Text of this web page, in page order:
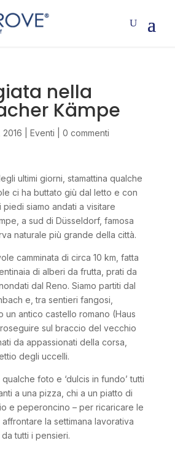
nella
Kämpe
2016 Eventi 0 commenti
ultimi giorni, stamattina qualche
ci ha buttato giù dal letto e con
siamo andati a visitare
a sud di Düsseldorf, famosa
naturale più grande della città.
camminata di circa 10 km, fatta
di alberi da frutta, prati da
dal Reno. Siamo partiti dal
e, tra sentieri fangosi,
un antico castello romano (Haus
sul braccio del vecchio
da appassionati della corsa,
degli uccelli.
foto e ‘dulcis in fundo’ tutti
a una pizza, chi a un piatto di
e peperoncino – per ricaricare le
la settimana lavorativa
tutti i pensieri.